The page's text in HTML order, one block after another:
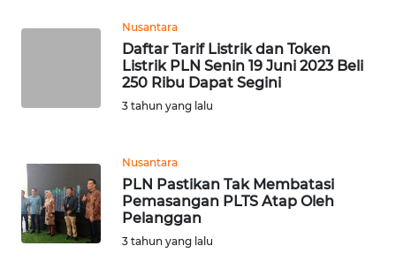
Nusantara
Daftar Tarif Listrik dan Token
Listrik PLN Senin 19 Juni 2023 Beli
250 Ribu Dapat Segini
3 tahun yang lalu
Nusantara
PLN Pastikan Tak Membatasi
Pemasangan PLTS Atap Oleh
Pelanggan
3 tahun yang lalu
KALBAR
WN